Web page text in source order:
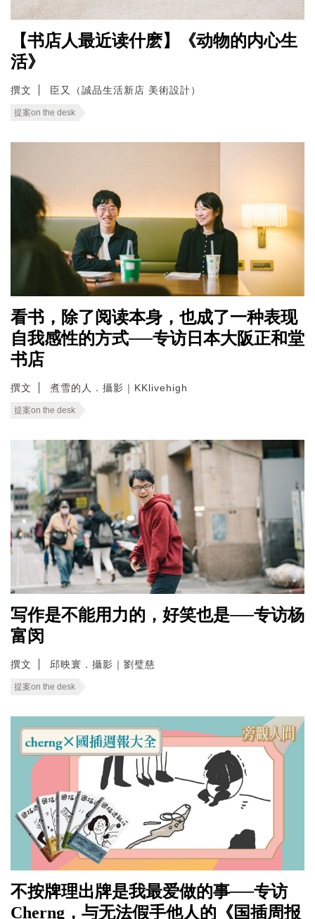
【书店人最近读什麽】《动物的内心生
活》
撰文 臣又（誠品生活新店 美術設計）
提案on the desk
看书，除了阅读本身，也成了一种表现
自我感性的方式──专访日本大阪正和堂
书店
撰文 煮雪的人．攝影｜KKlivehigh
提案on the desk
写作是不能用力的，好笑也是──专访杨
富闵
撰文 邱映寰．攝影｜劉璧慈
提案on the desk
不按牌理出牌是我最爱做的事──专访
Cherng，与无法假手他人的《国插周报